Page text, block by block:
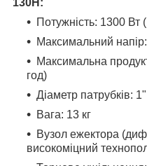
Потужність: 1300 Вт
Максимальний
Максимальна
год)
Діаметр патрубків:
Вага: 13 кг
Вузол ежектора
високоміцний